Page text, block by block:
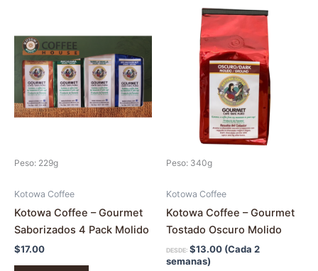
Peso: 229g
Kotowa Coffee
Kotowa Coffee – Gourmet
Saborizados 4 Pack Molido
$17.00
Peso: 340g
Kotowa Coffee
Kotowa Coffee – Gourmet
Tostado Oscuro Molido
DESDE: $13.00 (Cada 2
semanas)
Este
producto
tiene
múltiples
variantes.
Las
opciones
se
página
de